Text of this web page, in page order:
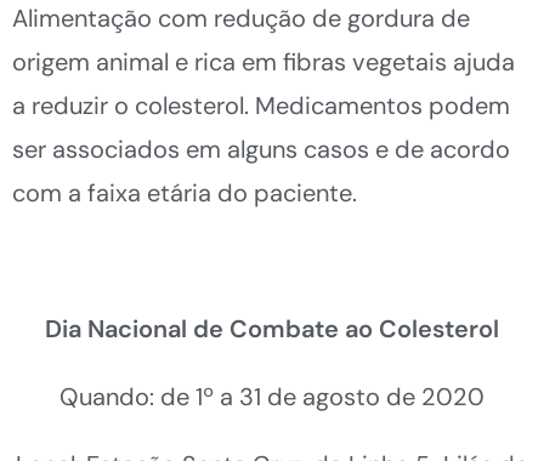
Alimentação com redução de gordura de
origem animal e rica em fibras vegetais ajuda
a reduzir o colesterol. Medicamentos podem
ser associados em alguns casos e de acordo
com a faixa etária do paciente.
Dia Nacional de Combate ao Colesterol
Quando: de 1º a 31 de agosto de 2020